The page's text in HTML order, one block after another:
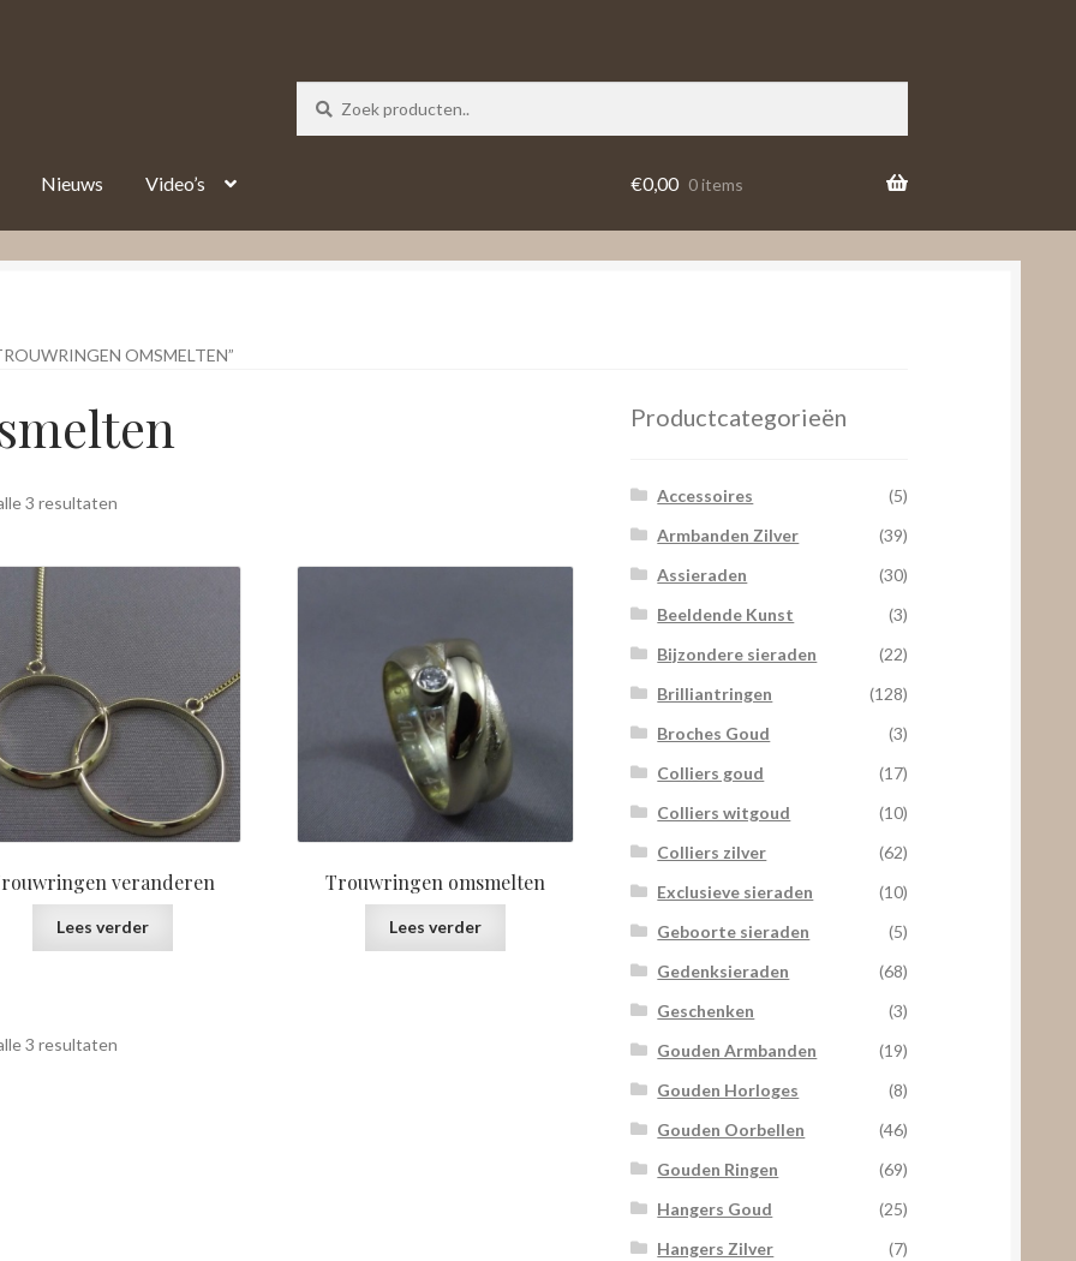
Nieuws Video’s €0,00 0 items
OMSMELTEN”
3 resultaten
veranderen
Lees verder
Trouwringen omsmelten
Lees verder
3 resultaten
Productcategorieën
Accessoires
(5)
Armbanden Zilver
(39)
Assieraden
(30)
Beeldende Kunst
(3)
Bijzondere sieraden
(22)
Brilliantringen
(128)
Broches Goud
(3)
Colliers goud
(17)
Colliers witgoud
(10)
Colliers zilver
(62)
Exclusieve sieraden
(10)
Geboorte sieraden
(5)
Gedenksieraden
(68)
Geschenken
(3)
Gouden Armbanden
(19)
Gouden Horloges
(8)
Gouden Oorbellen
(46)
Gouden Ringen
(69)
Hangers Goud
(25)
Hangers Zilver
(7)